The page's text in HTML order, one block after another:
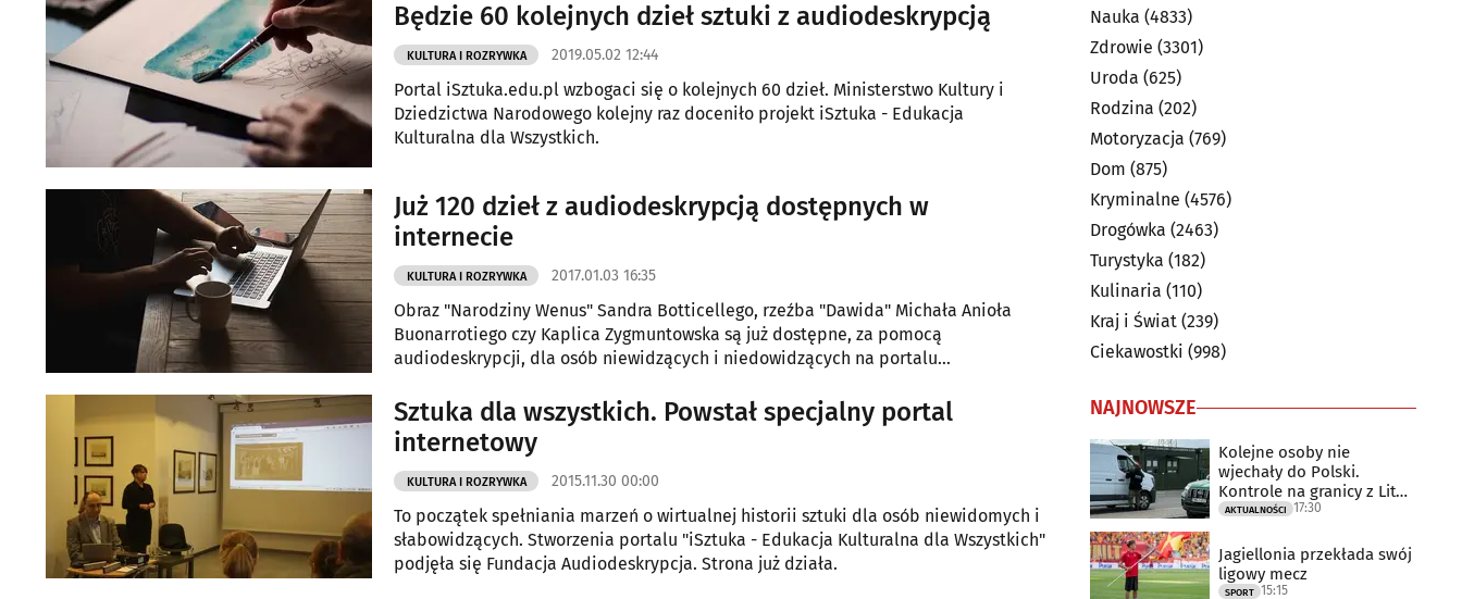
Będzie 60 kolejnych dzieł sztuki z audiodeskrypcją
KULTURA I ROZRYWKA 2019.05.02 12:44
Portal iSztuka.edu.pl wzbogaci się o kolejnych 60 dzieł. Ministerstwo Kultury i
Dziedzictwa Narodowego kolejny raz doceniło projekt iSztuka - Edukacja
Kulturalna dla Wszystkich.
Już 120 dzieł z audiodeskrypcją dostępnych w
internecie
KULTURA I ROZRYWKA 2017.01.03 16:35
Obraz "Narodziny Wenus" Sandra Botticellego, rzeźba "Dawida" Michała Anioła
Buonarrotiego czy Kaplica Zygmuntowska są już dostępne, za pomocą
audiodeskrypcji, dla osób niewidzących i niedowidzących na portalu
Sztuka dla wszystkich. Powstał specjalny portal
internetowy
KULTURA I ROZRYWKA 2015.11.30 00:00
To początek spełniania marzeń o wirtualnej historii sztuki dla osób niewidomych i
słabowidzących. Stworzenia portalu "iSztuka - Edukacja Kulturalna dla Wszystkich"
podjęła się Fundacja Audiodeskrypcja. Strona już działa.
Nauka (4833)
Zdrowie (3301)
Uroda (625)
Rodzina (202)
Motoryzacja (769)
Dom (875)
Kryminalne (4576)
Drogówka (2463)
Turystyka (182)
Kulinaria (110)
Kraj i Świat (239)
Ciekawostki (998)
NAJNOWSZE
Kolejne osoby nie
wjechały do Polski.
Kontrole na granicy z Litwą
trwają
AKTUALNOŚCI 17:30
Jagiellonia przekłada swój
ligowy mecz
SPORT 15:15